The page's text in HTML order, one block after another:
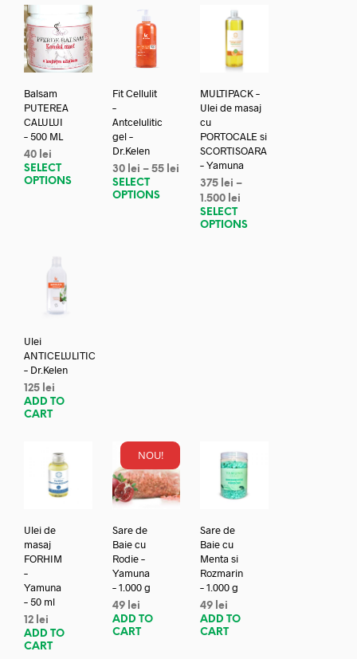
Balsam
PUTEREA
CALULUI
– 500 ML
40 lei
SELECT
OPTIONS
Fit Cellulit
–
Antcelulitic
gel –
Dr.Kelen
30 lei – 55 lei
SELECT
OPTIONS
MULTIPACK –
Ulei de masaj
cu
PORTOCALE si
SCORTISOARA
– Yamuna
375 lei –
1.500 lei
SELECT
OPTIONS
Ulei
ANTICELULITIC
– Dr.Kelen
125 lei
ADD TO
CART
Ulei de
masaj
FORHIM
–
Yamuna
– 50 ml
12 lei
ADD TO
CART
NOU!
Sare de
Baie cu
Rodie –
Yamuna
– 1.000 g
49 lei
ADD TO
CART
Sare de
Baie cu
Menta si
Rozmarin
– 1.000 g
49 lei
ADD TO
CART